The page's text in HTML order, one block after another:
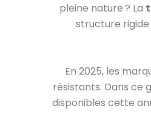
pleine nature ? La
structure rigide
En 2025, les
résistants. Dans ce
disponibles cette